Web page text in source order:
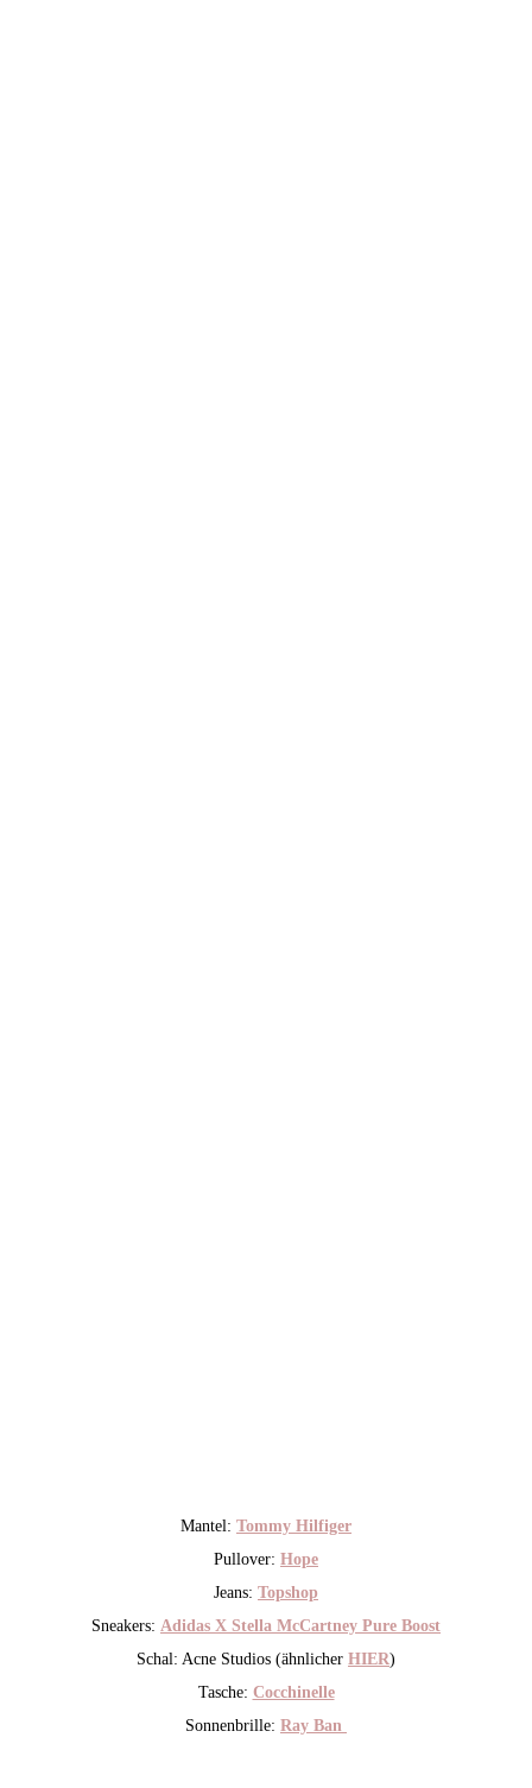
Mantel: Tommy Hilfiger
Pullover: Hope
Jeans: Topshop
Sneakers: Adidas X Stella McCartney Pure Boost
Schal: Acne Studios (ähnlicher HIER)
Tasche: Cocchinelle
Sonnenbrille: Ray Ban